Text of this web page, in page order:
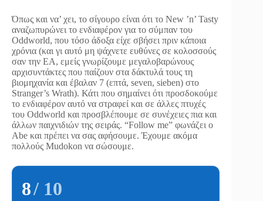
Όπως και να’ χει, το σίγουρο είναι ότι το New ’n’ Tasty
αναζωπυρώνει το ενδιαφέρον για το σύμπαν του
Oddworld, που τόσο άδοξα είχε σβήσει πριν κάποια
χρόνια (και γι αυτό μη ψάχνετε ευθύνες σε κολοσσούς
σαν την EA, εμείς γνωρίζουμε μεγαλοβαρώνους
αρχισυντάκτες που παίζουν στα δάκτυλά τους τη
βιομηχανία και έβαλαν 7 (επτά, seven, sieben) στο
Stranger’s Wrath). Κάτι που σημαίνει ότι προσδοκούμε
το ενδιαφέρον αυτό να στραφεί και σε άλλες πτυχές
του Oddworld και προσβλέπουμε σε συνέχειες πια και
άλλων παιχνιδιών της σειράς. “Follow me” φωνάζει ο
Abe και πρέπει να σας αφήσουμε. Έχουμε ακόμα
πολλούς Mudokon να σώσουμε.
8/ 10